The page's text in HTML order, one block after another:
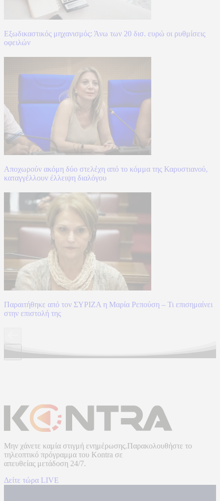
Εξωδικαστικός μηχανισμός: Άνω των 20 δισ. ευρώ οι ρυθμίσεις
οφειλών
Αποχωρούν ακόμη δύο στελέχη από το κόμμα της Καρυστιανού,
καταγγέλλουν έλλειψη διαλόγου
Παραιτήθηκε από τον ΣΥΡΙΖΑ η Μαρία Ρεπούση – Τι επισημαίνει
στην επιστολή της
Μην χάνετε καμία στιγμή ενημέρωσης.Παρακολουθήστε το
τηλεοπτικό πρόγραμμα του Kontra σε
απευθείας μετάδοση 24/7.
Δείτε τώρα LIVE